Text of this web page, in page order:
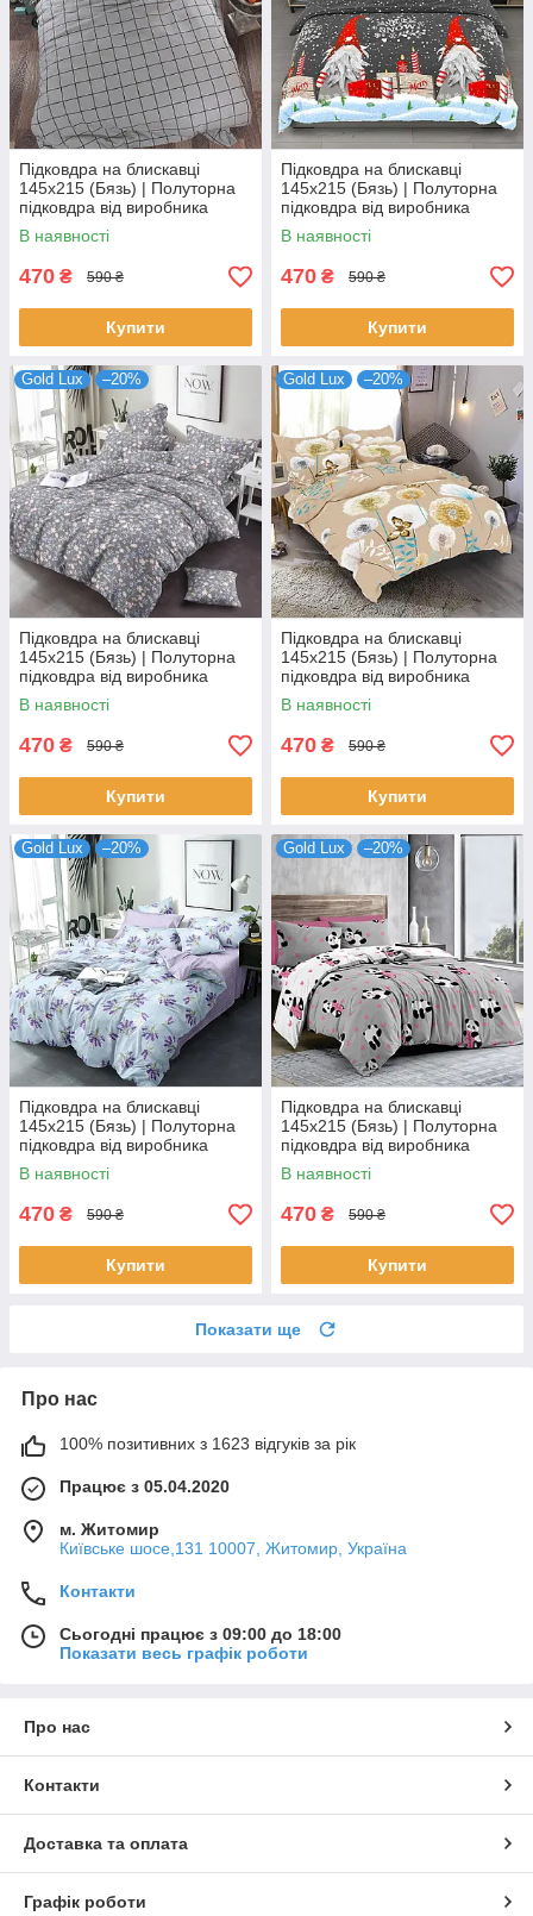
Підковдра на блискавці
145х215 (Бязь) | Полуторна
підковдра від виробника
"Королева Ночі" | Велика
клітка на сірому
В наявності
470 ₴ 590 ₴
Купити
Підковдра на блискавці
145х215 (Бязь) | Полуторна
підковдра від виробника
"Королева Ночі" | Різдвяна
абстракція
В наявності
470 ₴ 590 ₴
Купити
Gold Lux –20%
Підковдра на блискавці
145х215 (Бязь) | Полуторна
підковдра від виробника
"Королева Ночі" | Квіти на
темному
В наявності
470 ₴ 590 ₴
Купити
Gold Lux –20%
Підковдра на блискавці
145х215 (Бязь) | Полуторна
підковдра від виробника
"Королева Ночі" | Метелики
та кульбаби на бежевому
В наявності
470 ₴ 590 ₴
Купити
Gold Lux –20%
Підковдра на блискавці
145х215 (Бязь) | Полуторна
підковдра від виробника
"Королева Ночі" | Лаванда на
блакитному
В наявності
470 ₴ 590 ₴
Купити
Gold Lux –20%
Підковдра на блискавці
145х215 (Бязь) | Полуторна
підковдра від виробника
"Королева Ночі" | Панди на
сірому та білому
В наявності
470 ₴ 590 ₴
Купити
Показати ще
Про нас
100% позитивних з 1623 відгуків за рік
Працює з 05.04.2020
м. Житомир
Київське шосе,131 10007, Житомир, Україна
Контакти
Сьогодні працює з 09:00 до 18:00
Показати весь графік роботи
Про нас
Контакти
Доставка та оплата
Графік роботи